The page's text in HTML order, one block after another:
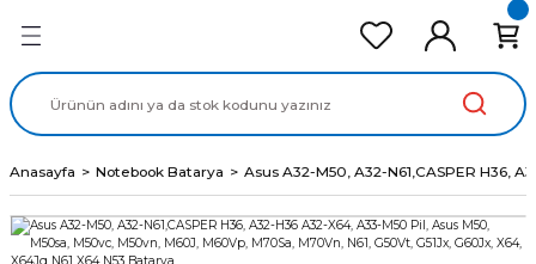
Ekran Panel
Data Kablo
Anasayfa Notebook Batarya Asus A32-M50, A32-N61,CASPER H36,